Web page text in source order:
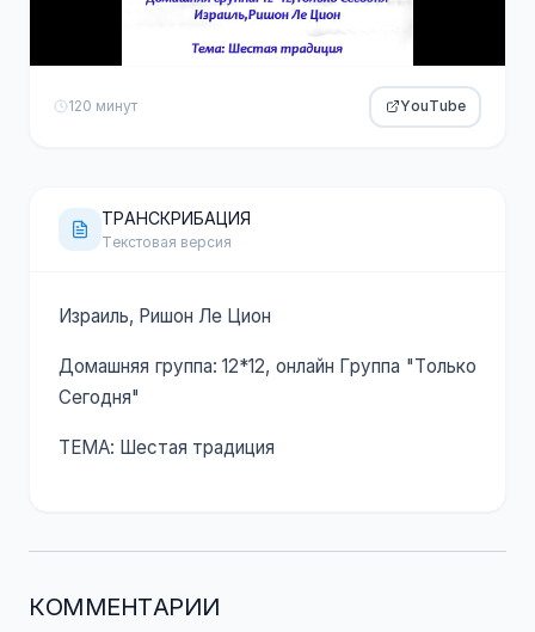
120 минут YouTube
ТРАНСКРИБАЦИЯ
Текстовая версия
Израиль, Ришон Ле Цион
Домашняя группа: 12*12, онлайн Группа "Только
Сегодня"
ТЕМА: Шестая традиция
КОММЕНТАРИИ